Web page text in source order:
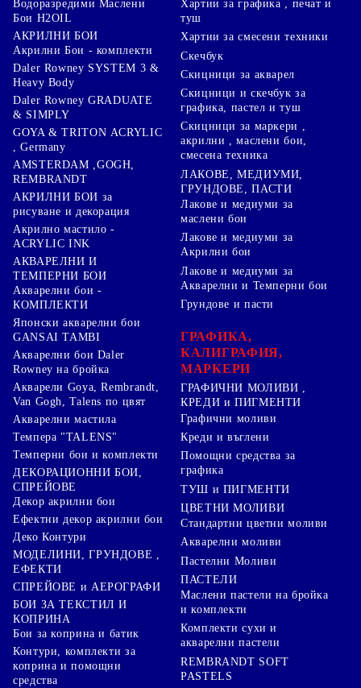
Водоразредими Маслени
Бои H2OIL
АКРИЛНИ БОИ
Акрилни Бои - комплекти
Daler Rowney SYSTEM 3 &
Heavy Body
Daler Rowney GRADUATE
& SIMPLY
GOYA & TRITON АCRYLIC
, Germany
AMSTERDAM ,GOGH,
REMBRANDT
АКРИЛНИ БОИ за
рисуване и декорация
Акрилно мастило -
ACRYLIC INK
АКВАРЕЛНИ И
ТЕМПЕРНИ БОИ
Акварелни бои -
КОМПЛЕКТИ
Японски акварелни бои
GANSAI TAMBI
Акварелни бои Daler
Rowney на бройка
Акварели Goya, Rembrandt,
Van Gogh, Talens по цвят
Акварелни мастила
Темпера "TALENS"
Темперни бои и комплекти
ДЕКОРАЦИОННИ БОИ,
СПРЕЙОВЕ
Декор акрилни бои
Ефектни декор акрилни бои
Деко Контури
МОДЕЛИНИ, ГРУНДОВЕ ,
ЕФЕКТИ
СПРЕЙОВЕ и АЕРОГРАФИ
БОИ ЗА ТЕКСТИЛ И
КОПРИНА
Бои за коприна и батик
Контури, комплекти за
коприна и помощни
средства
Хартии за графика , печат и
туш
Хартии за смесени техники
Скечбук
Скицници за акварел
Скицници и скечбук за
графика, пастел и туш
Скицници за маркери ,
акрилни , маслени бои,
смесена техника
ЛАКОВЕ, МЕДИУМИ,
ГРУНДОВЕ, ПАСТИ
Лакове и медиуми за
маслени бои
Лакове и медиуми за
Акрилни бои
Лакове и медиуми за
Акварелни и Темперни бои
Грундове и пасти
ГРАФИКА,
КАЛИГРАФИЯ,
МАРКЕРИ
ГРАФИЧНИ МОЛИВИ ,
КРЕДИ и ПИГМЕНТИ
Графични моливи
Креди и въглени
Помощни средства за
графика
ТУШ и ПИГМЕНТИ
ЦВЕТНИ МОЛИВИ
Стандартни цветни моливи
Акварелни моливи
Пастелни Моливи
ПАСТЕЛИ
Маслени пастели на бройка
и комплекти
Комплекти сухи и
акварелни пастели
REMBRANDT SOFT
PASTELS